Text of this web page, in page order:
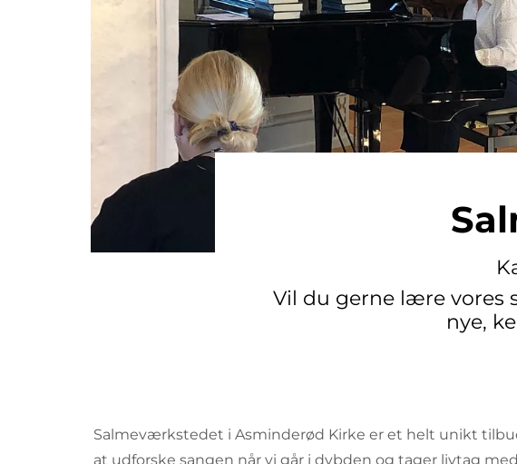
Vil du gerne lære vores
nye,
Salmeværkstedet i Asminderød Kirke er et helt unikt
at udforske sangen når vi går i dybden og tager livtag